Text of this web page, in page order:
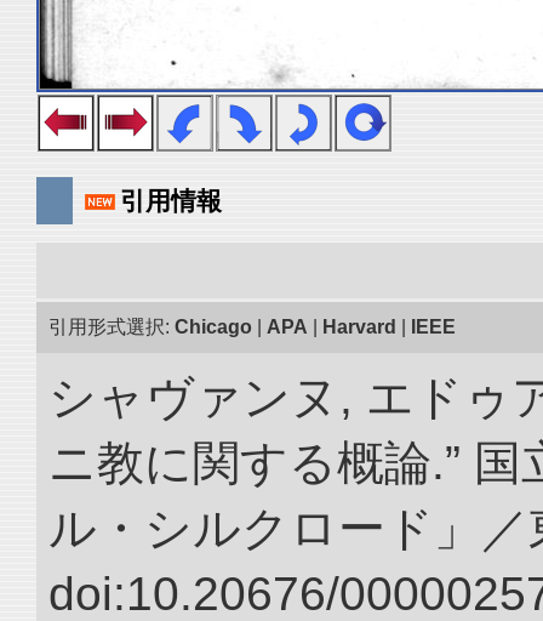
引用情報
引用形式選択: Chicago APA Harvard IEEE
シャヴァンヌ, エドゥ
ニ教に関する概論.”
ル・シルクロード」／
doi:10.20676/